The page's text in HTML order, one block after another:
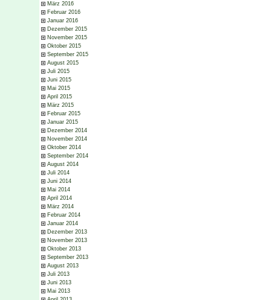
März 2016
Februar 2016
Januar 2016
Dezember 2015
November 2015
Oktober 2015
September 2015
August 2015
Juli 2015
Juni 2015
Mai 2015
April 2015
März 2015
Februar 2015
Januar 2015
Dezember 2014
November 2014
Oktober 2014
September 2014
August 2014
Juli 2014
Juni 2014
Mai 2014
April 2014
März 2014
Februar 2014
Januar 2014
Dezember 2013
November 2013
Oktober 2013
September 2013
August 2013
Juli 2013
Juni 2013
Mai 2013